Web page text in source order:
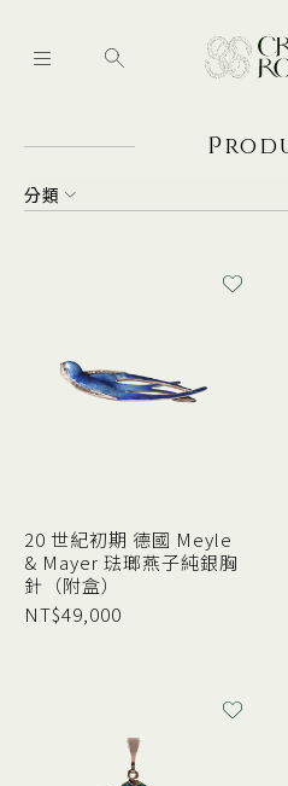
P
分類
20 世紀初期 德國 Meyle
& Mayer 琺瑯燕子純銀胸
針（附盒）
NT$49,000